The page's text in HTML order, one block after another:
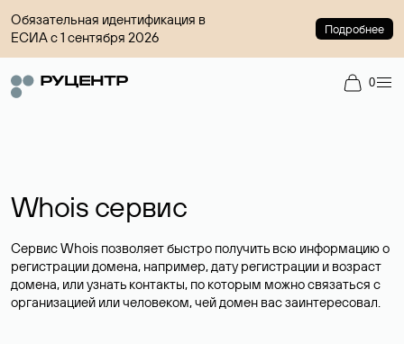
Обязательная идентификация в
ЕСИА с 1 сентября 2026
Подробнее
0
Whois сервис
Сервис Whois позволяет быстро получить всю информацию о
регистрации домена, например, дату регистрации и возраст
домена, или узнать контакты, по которым можно связаться с
организацией или человеком, чей домен вас заинтересовал.